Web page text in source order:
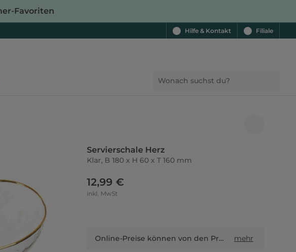
Favoriten
Hilfe & Kontakt Filiale
Servierschale Herz
Klar, B 180 x H 60 x T 160 mm
12,99 €
inkl. MwSt
Online-Preise können von den Preisen in Filialen sowie Shop-in-Shop-Flächen abweichen. mehr